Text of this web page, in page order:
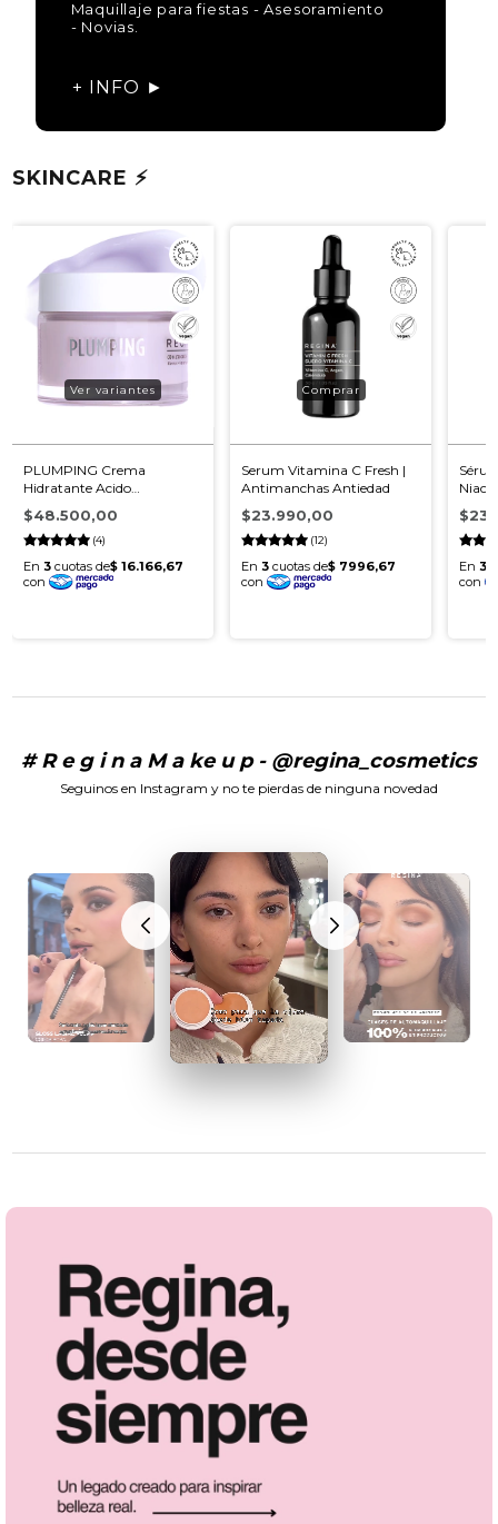
Maquillaje para fiestas - Asesoramiento
- Novias.
+ INFO ►
SKINCARE ⚡
PLUMPING Crema
Hidratante Acido
Hialuronico 0.5%
(4)
$48.500,00
Ver variantes
Serum Vitamina C Fresh |
Antimanchas Antiedad
(12)
$23.990,00
y E
# R e g i n a M a ke u p - @regina_cosmetics
Seguinos en Instagram y no te pierdas de ninguna novedad